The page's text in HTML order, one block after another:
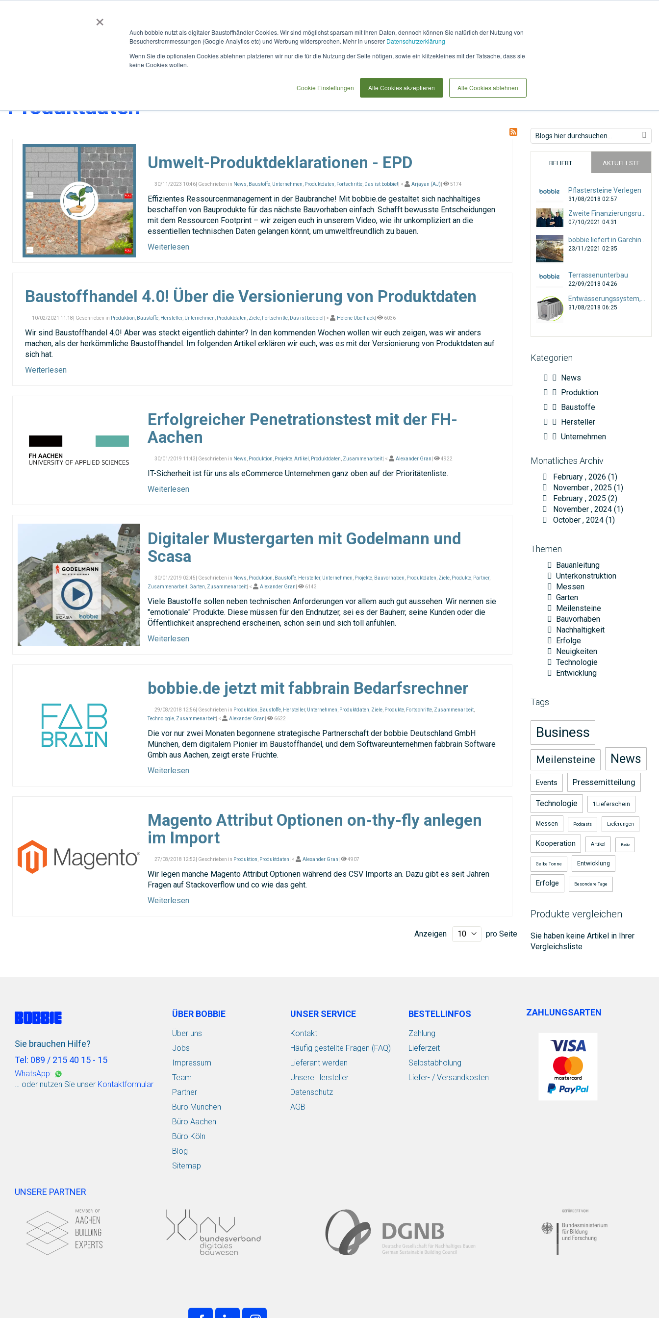
×
Auch bobbie nutzt als digitaler Baustoffhändler Cookies. Wir sind möglichst sparsam mit Ihren Daten, dennoch können Sie natürlich der Nutzung von
Besucherstrommessungen (Google Analytics etc) und Werbung widersprechen. Mehr in unserer Datenschutzerklärung
Wenn Sie die optionalen Cookies ablehnen platzieren wir nur die für die Nutzung der Seite nötigen, sowie ein klitzekleines mit der Tatsache, dass sie
keine Cookies wollen.
Cookie Einstellungen Alle Cookies akzeptieren Alle Cookies ablehnen
BOBBIEVERSUM
Produktdaten
Umwelt-Produktdeklarationen - EPD
30/11/2023 10:46| Geschrieben in News Baustoffe Unternehmen Produktdaten Fortschritte Das ist bobbie! | < Arjayan (AJ) 5174
Effizientes Ressourcenmanagement in der Baubranche! Mit bobbie.de gestaltet sich nachhaltiges
beschaffen von Bauprodukte für das nächste Bauvorhaben einfach. Schafft bewusste Entscheidungen
mit dem Ressourcen Footprint – wir zeigen euch in unserem Video, wie ihr unkompliziert an die
essentiellen technischen Daten gelangen könnt, um umweltfreundlich zu bauen.
Weiterlesen
Baustoffhandel 4.0! Über die Versionierung von Produktdaten
10/02/2021 11:18| Geschrieben in Produktion Baustoffe Hersteller, Unternehmen Produktdaten Ziele Fortschritte Das ist bobbie! | < Helene Übelhack 6036
Wir sind Baustoffhandel 4.0! Aber was steckt eigentlich dahinter? In den kommenden Wochen wollen wir euch zeigen, was wir anders
machen, als der herkömmliche Baustoffhandel. Im folgenden Artikel erklären wir euch, was es mit der Versionierung von Produktdaten auf
sich hat.
Weiterlesen
Erfolgreicher Penetrationstest mit der FH-
Aachen
30/01/2019 11:43| Geschrieben in News Produktion Projekte Artikel Produktdaten Zusammenarbeit | < Alexander Gran 4922
IT-Sicherheit ist für uns als eCommerce Unternehmen ganz oben auf der Prioritätenliste.
Weiterlesen
Digitaler Mustergarten mit Godelmann und
Scasa
30/01/2019 02:45| Geschrieben in News Produktion Baustoffe Hersteller, Unternehmen Projekte Bauvorhaben Produktdaten Ziele Produkte Partner,
Zusammenarbeit Garten Zusammenarbeit | < Alexander Gran 6143
Viele Baustoffe sollen neben technischen Anforderungen vor allem auch gut aussehen. Wir nennen sie
"emotionale" Produkte. Diese müssen für den Endnutzer, sei es der Bauherr, seine Kunden oder die
Öffentlichkeit ansprechend erscheinen, schön sein und sich toll anfühlen.
Weiterlesen
bobbie.de jetzt mit fabbrain Bedarfsrechner
29/08/2018 12:56| Geschrieben in Produktion Baustoffe Hersteller, Unternehmen Produktdaten Ziele Produkte Fortschritte Zusammenarbeit
Technologie Zusammenarbeit | < Alexander Gran 6622
Die vor nur zwei Monaten begonnene strategische Partnerschaft der bobbie Deutschland GmbH
München, dem digitalem Pionier im Baustoffhandel, und dem Softwareunternehmen fabbrain Software
Gmbh aus Aachen, zeigt erste Früchte.
Weiterlesen
Magento Attribut Optionen on-thy-fly anlegen
im Import
27/08/2018 12:52| Geschrieben in Produktion Produktdaten | < Alexander Gran 4907
Wir legen manche Magento Attribut Optionen während des CSV Imports an. Dazu gibt es seit Jahren
Fragen auf Stackoverflow und co wie das geht.
Weiterlesen
Anzeigen pro Seite
BELIEBT
Pflastersteine Verlegen
31/08/2018 02:57
Zweite Finanzierungsrunde mit 7-stelliger Summe abgeschlossen!
07/10/2021 04:31
23/11/2021 02:35
Terrassenunterbau
22/09/2018 04:26
31/08/2018 06:25
AKTUELLSTE
Kategorien
News
Produktion
Baustoffe
Hersteller
Unternehmen
Monatliches Archiv
February , 2026 (1)
November , 2025 (1)
February , 2025 (2)
November , 2024 (1)
October , 2024 (1)
Themen
Bauanleitung
Unterkonstruktion
Messen
Garten
Meilensteine
Bauvorhaben
Nachhaltigkeit
Erfolge
Neuigkeiten
Technologie
Entwicklung
Tags
Business
Meilensteine News
Events Pressemitteilung
Technologie 1Lieferschein
Messen Podcasts Lieferungen
Kooperation Artikel Radio
Gelbe Tonne Entwicklung
Erfolge Besondere Tage
Produkte vergleichen
Sie haben keine Artikel in Ihrer
Vergleichsliste
Sie brauchen Hilfe?
Tel: 089 / 215 40 15 - 15
WhatsApp:
… oder nutzen Sie unser Kontaktformular
ÜBER BOBBIE
Über uns
Jobs
Impressum
Team
Partner
Büro München
Büro Aachen
Büro Köln
Blog
Sitemap
UNSER SERVICE
Kontakt
Häufig gestellte Fragen (FAQ)
Lieferant werden
Unsere Hersteller
Datenschutz
AGB
BESTELLINFOS
Zahlung
Lieferzeit
Selbstabholung
Liefer- / Versandkosten
ZAHLUNGSARTEN
UNSERE PARTNER